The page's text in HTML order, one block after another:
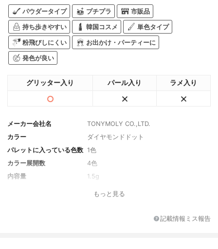
パウダータイプ プチプラ 市販品
持ち歩きやすい 韓国コスメ 単色タイプ
粉飛びしにくい お出かけ・パーティーに
発色が良い
グリッター入り パール入り ラメ入り
メーカー会社名
TONYMOLY CO.,LTD.
カラー
ダイヤモンドドット
パレットに入っている色数 1色
カラー展開数
4色
内容量
1.5g
もっと見る
記載情報ミス報告